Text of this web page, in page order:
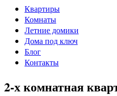
Квартиры
Комнаты
Летние домики
Дома под ключ
Блог
Контакты
2-х комнатная